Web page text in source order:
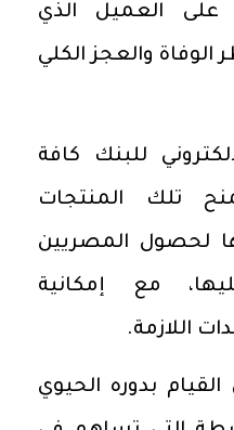
على العميل الذي
والعجز الكلي
للبنك كافة
تلك المنتجات
لحصول المصريين
مع إمكانية
اللازمة.
بدوره الحيوي